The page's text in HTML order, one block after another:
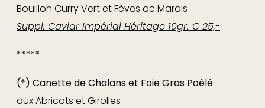
Home
Menu
Impression
Bouillon Curry Vert et Fèves de Marais
Suppl. Caviar Impérial Héritage 10gr. € 25,-
*****
(*) Canette de Chalans et Foie Gras Poêlé
aux Abricots et Girolles
~ Tempura de Bar Breton, Citron Vert et
Artichaud Poivrade, Reggiano, Jambon Teruel
Émulsion Vanille de Tahiti et Huile d’Olive
Cvts.
Sélections de vins et Eaux